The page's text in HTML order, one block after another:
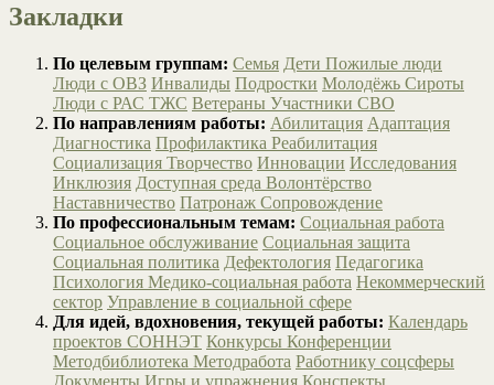
Закладки
По целевым группам: Семья Дети Пожилые люди
Люди с ОВЗ Инвалиды Подростки Молодёжь Сироты
Люди с РАС ТЖС Ветераны Участники СВО
По направлениям работы: Абилитация Адаптация
Диагностика Профилактика Реабилитация
Социализация Творчество Инновации Исследования
Инклюзия Доступная среда Волонтёрство
Наставничество Патронаж Сопровождение
По профессиональным темам: Социальная работа
Социальное обслуживание Социальная защита
Социальная политика Дефектология Педагогика
Психология Медико-социальная работа Некоммерческий
сектор Управление в социальной сфере
Для идей, вдохновения, текущей работы: Календарь
проектов СОННЭТ Конкурсы Конференции
Методбиблиотека Методработа Работнику соцсферы
Документы Игры и упражнения Конспекты